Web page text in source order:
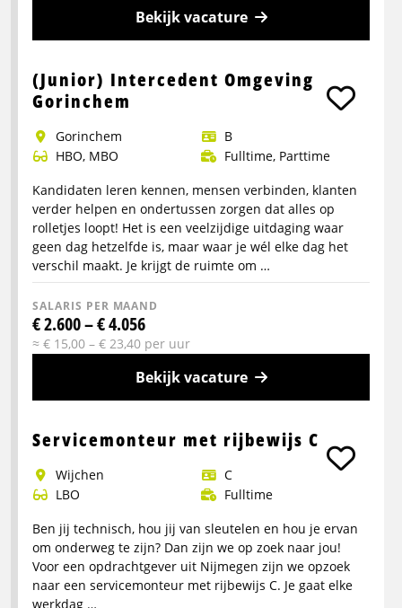
Bekijk vacature
info
over
(CE)
-
nachtdienst
(Junior) Intercedent Omgeving
Gorinchem
Gorinchem
B
HBO, MBO
Fulltime, Parttime
Kandidaten leren kennen, mensen verbinden, klanten
verder helpen en ondertussen zorgen dat alles op
rolletjes loopt! Het is een veelzijdige uitdaging waar
geen dag hetzelfde is, maar waar je wél elke dag het
verschil maakt. Je krijgt de ruimte om …
SALARIS PER MAAND
€ 2.600 – € 4.056
≈ € 15,00 – € 23,40 per uur
Bekijk vacature
info
(Junior)
Intercedent
Omgeving
Gorinchem
Servicemonteur met rijbewijs C
wijchen
C
LBO
Fulltime
Ben jij technisch, hou jij van sleutelen en hou je ervan
om onderweg te zijn? Dan zijn we op zoek naar jou!
Voor een opdrachtgever uit Nijmegen zijn we opzoek
naar een servicemonteur met rijbewijs C. Je gaat elke
werkdag …